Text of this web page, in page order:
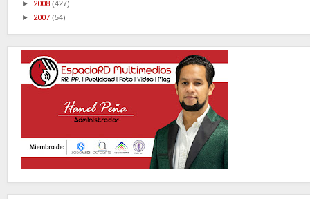
► 2008 (427)
► 2007 (54)